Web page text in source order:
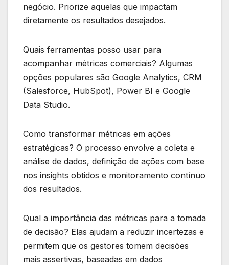
negócio. Priorize aquelas que impactam
diretamente os resultados desejados.
Quais ferramentas posso usar para
acompanhar métricas comerciais? Algumas
opções populares são Google Analytics, CRM
(Salesforce, HubSpot), Power BI e Google
Data Studio.
Como transformar métricas em ações
estratégicas? O processo envolve a coleta e
análise de dados, definição de ações com base
nos insights obtidos e monitoramento contínuo
dos resultados.
Qual a importância das métricas para a tomada
de decisão? Elas ajudam a reduzir incertezas e
permitem que os gestores tomem decisões
mais assertivas, baseadas em dados